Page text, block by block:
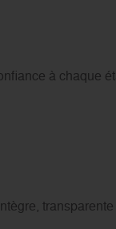
à chaque
transparente